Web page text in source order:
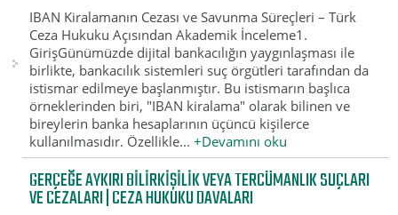
IBAN Kiralamanın Cezası ve Savunma Süreçleri – Türk
Ceza Hukuku Açısından Akademik İnceleme1.
GirişGünümüzde dijital bankacılığın yaygınlaşması ile
birlikte, bankacılık sistemleri suç örgütleri tarafından da
istismar edilmeye başlanmıştır. Bu istismarın başlıca
örneklerinden biri, "IBAN kiralama" olarak bilinen ve
bireylerin banka hesaplarının üçüncü kişilerce
kullanılmasıdır. Özellikle...+Devamını oku
GERÇEĞE AYKIRI BILIRKIŞILIK VEYA TERCÜMANLIK SUÇLARI
VE CEZALARI | CEZA HUKUKU DAVALARI